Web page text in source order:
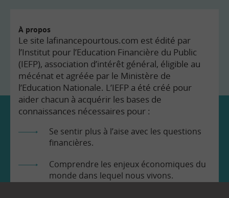
À propos
Le site lafinancepourtous.com est édité par
l’Institut pour l’Education Financière du Public
(IEFP), association d’intérêt général, éligible au
mécénat et agréée par le Ministère de
l’Education Nationale. L’IEFP a été créé pour
aider chacun à acquérir les bases de
connaissances nécessaires pour :
Se sentir plus à l’aise avec les questions
financières.
Comprendre les enjeux économiques du
monde dans lequel nous vivons.